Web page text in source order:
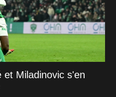
et Miladinovic s'en